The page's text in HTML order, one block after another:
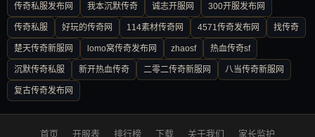
传奇私服发布网 我本沉默传奇 诚志开服网 300开服发布网
传奇私服 好玩的传奇网 114素材传奇网 4571传奇发布网 找传奇
楚天传奇新服网 lomo窝传奇发布网 zhaosf 热血传奇sf
沉默传奇私服 新开热血传奇 二零二传奇新服网 八当传奇新服网
复古传奇发布网
首页 开服表 排行榜 下载 关于我们 家长监护